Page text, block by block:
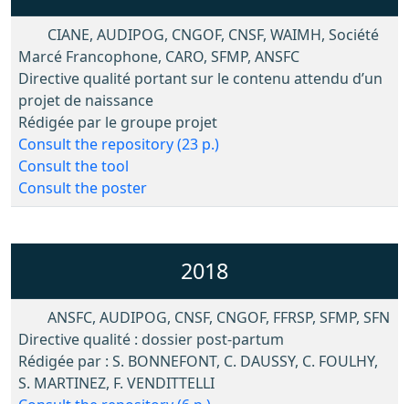
CIANE, AUDIPOG, CNGOF, CNSF, WAIMH, Société
Marcé Francophone, CARO, SFMP, ANSFC
Directive qualité portant sur le contenu attendu d’un
projet de naissance
Rédigée par le groupe projet
Consult the repository (23 p.)
Consult the tool
Consult the poster
2018
ANSFC, AUDIPOG, CNSF, CNGOF, FFRSP, SFMP, SFN
Directive qualité : dossier post-partum
Rédigée par : S. BONNEFONT, C. DAUSSY, C. FOULHY,
S. MARTINEZ, F. VENDITTELLI